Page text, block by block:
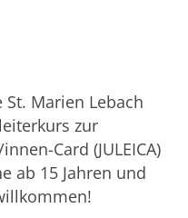
Marien Lebach
zur
Card (JULEICA)
ab 15 Jahren und